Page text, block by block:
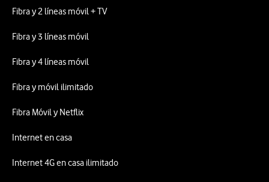
Fibra y 2 líneas móvil + TV
Fibra y 3 líneas móvil
Fibra y 4 líneas móvil
Fibra y móvil ilimitado
Fibra Móvil y Netflix
Internet en casa
Internet 4G en casa ilimitado